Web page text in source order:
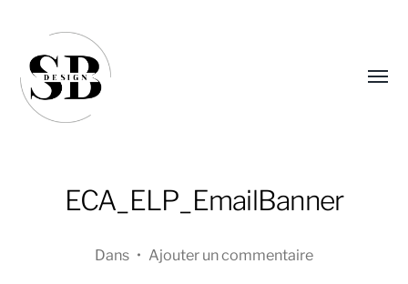
ECA_ELP_EmailBanner
Dans • Ajouter un commentaire